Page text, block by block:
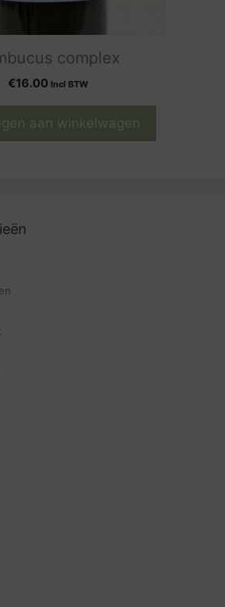
complex
€16.00 Incl BTW
aan winkelwagen